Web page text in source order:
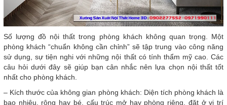
Số lượng đồ nội thất trong phòng khách không quan trọng. Một
phòng khách “chuẩn không cần chỉnh” sẽ tập trung vào công năng
sử dụng, sự tiện nghi với những nội thất có tính thẩm mỹ cao. Các
câu hỏi dưới đây sẽ giúp bạn cân nhắc nên lựa chọn nội thất tốt
nhất cho phòng khách.
– Kích thước của không gian phòng khách: Diện tích phòng khách là
bao nhiêu, rộng hay bé, cấu trúc mở hay phòng riêng, đặt ở vị trí